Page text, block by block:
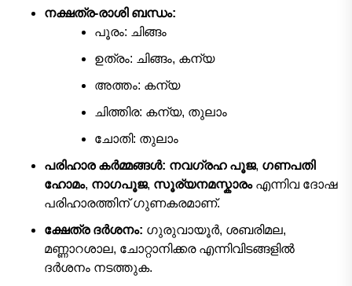
നക്ഷത്ര-രാശി ബന്ധം:
പൂരം: ചിങ്ങം
ഉത്രം: ചിങ്ങം, കന്യ
അത്തം: കന്യ
ചിത്തിര: കന്യ, തുലാം
ചോതി: തുലാം
പരിഹാര കർമ്മങ്ങൾ: നവഗ്രഹ പൂജ, ഗണപതി
ഹോമം, നാഗപൂജ, സൂര്യനമസ്കാരംഎന്നിവ ദോഷ
പരിഹാരത്തിന് ഗുണകരമാണ്.
ക്ഷേത്ര ദർശനം: ഗുരുവായൂർ, ശബരിമല,
മണ്ണാറശാല, ചോറ്റാനിക്കര എന്നിവിടങ്ങളിൽ
ദർശനം നടത്തുക.